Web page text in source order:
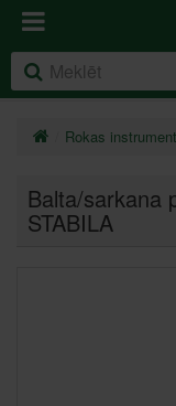
Rokas
Balta/sarkana
STABILA